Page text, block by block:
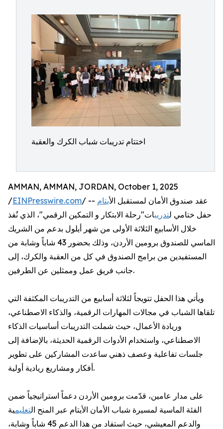
اختتام تدريبات شباب الكرك والعقبة
AMMAN, AMMAN, JORDAN, October 1, 2025
/EINPresswire.com / -- عقد صندوق الأمان لمستقبل الأيتام
حفل ختامي لتدريبات"رحلة الابتكار و التمكين الرقمي"، الذي نُفذ
خلال الأسابيع الثلاثة الأولى من شهر أيلول بدعم من الشريك
الماسي للصندوق برومين الأردن، وذلك بحضور 43 شاباً وشابة من
المستفيدين من برامج الصندوق في كل من العقبة والكرك، إلى
جانب فريق عمل وممثلين عن الطرفين.
ويأتي هذا الحفل تتويجاً لثلاثة أسابيع من التدريبات المكثفة التي
تلقاها الشباب في مجالات المهارات الرقمية، والذكاء الاصطناعي،
وريادة الأعمال، حيث شملت التدريبات أساسيات الذكاء
الاصطناعي، واستخدام الأدوات الرقمية الحديثة، بالإضافة إلى
جلسات تفاعلية وعصف ذهني ساعدت المشاركين على تطوير
أفكار ومشاريع ريادية أولية.
على مدار عامين، قدّمت برومين الأردن دعماً استراتيجياً ضمن
الفئة الماسية لمسيرة شباب الأمان الأيتام عبر المنح التعليمية
والدعم المعيشي، حيث استفاد من هذا الدعم 45 شاباً وشابة،